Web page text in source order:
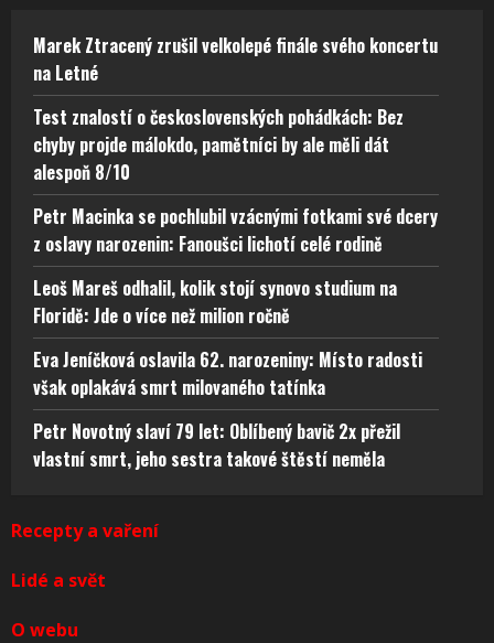
Marek Ztracený zrušil velkolepé finále svého koncertu
na Letné
Test znalostí o československých pohádkách: Bez
chyby projde málokdo, pamětníci by ale měli dát
alespoň 8/10
Petr Macinka se pochlubil vzácnými fotkami své dcery
z oslavy narozenin: Fanoušci lichotí celé rodině
Leoš Mareš odhalil, kolik stojí synovo studium na
Floridě: Jde o více než milion ročně
Eva Jeníčková oslavila 62. narozeniny: Místo radosti
však oplakává smrt milovaného tatínka
Petr Novotný slaví 79 let: Oblíbený bavič 2x přežil
vlastní smrt, jeho sestra takové štěstí neměla
Recepty a vaření
Lidé a svět
O webu